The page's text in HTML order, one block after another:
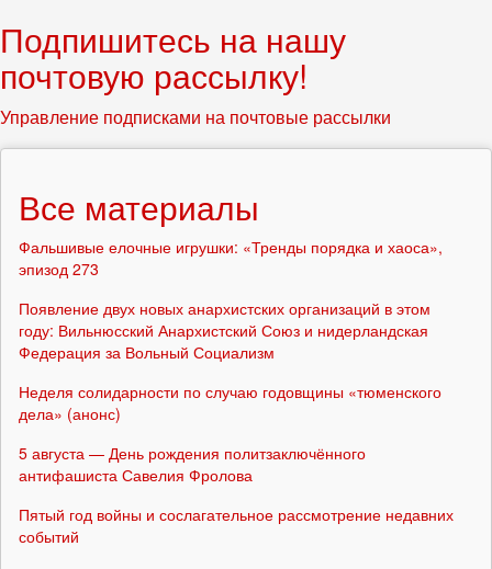
Подпишитесь на нашу
почтовую рассылку!
Управление подписками на почтовые рассылки
Все материалы
Фальшивые елочные игрушки: «Тренды порядка и хаоса»,
эпизод 273
Появление двух новых анархистских организаций в этом
году: Вильнюсский Анархистский Союз и нидерландская
Федерация за Вольный Социализм
Неделя солидарности по случаю годовщины «тюменского
дела» (анонс)
5 августа — День рождения политзаключённого
антифашиста Савелия Фролова
Пятый год войны и сослагательное рассмотрение недавних
событий